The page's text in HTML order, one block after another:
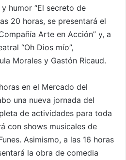
humor “El secreto de
20 horas, se presentará el
Arte en Acción” y, a
“Oh Dios mío”,
Morales y Gastón Ricaud.
en el Mercado del
una nueva jornada del
de actividades para toda
con shows musicales de
Asimismo, a las 16 horas
la obra de comedia